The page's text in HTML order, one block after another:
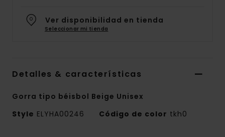
Ver disponibilidad en tienda
Seleccionar mi tienda
Detalles & características
Gorra tipo béisbol Beige Unisex
Style ELYHA00246 Código de color tkh0